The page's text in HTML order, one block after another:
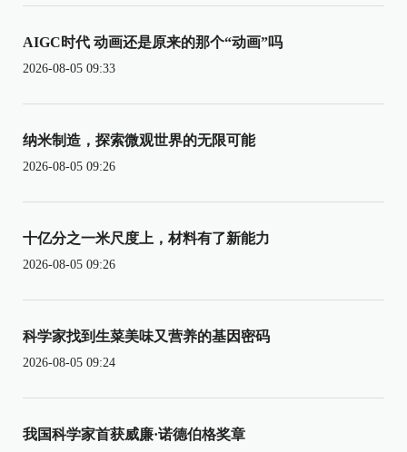
AIGC时代 动画还是原来的那个“动画”吗
2026-08-05 09:33
纳米制造，探索微观世界的无限可能
2026-08-05 09:26
十亿分之一米尺度上，材料有了新能力
2026-08-05 09:26
科学家找到生菜美味又营养的基因密码
2026-08-05 09:24
我国科学家首获威廉·诺德伯格奖章